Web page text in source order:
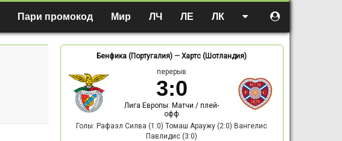
Пари промокод Мир ЛЧ ЛЕ ЛК
Бенфика (Португалия) —Хартс (Шотландия)
перерыв
3:0
Лига Европы: Матчи / плей-
офф
Голы: Рафаэл Силва (1:0) Томаш Араужу (2:0) Вангелис
Павлидис (3:0)